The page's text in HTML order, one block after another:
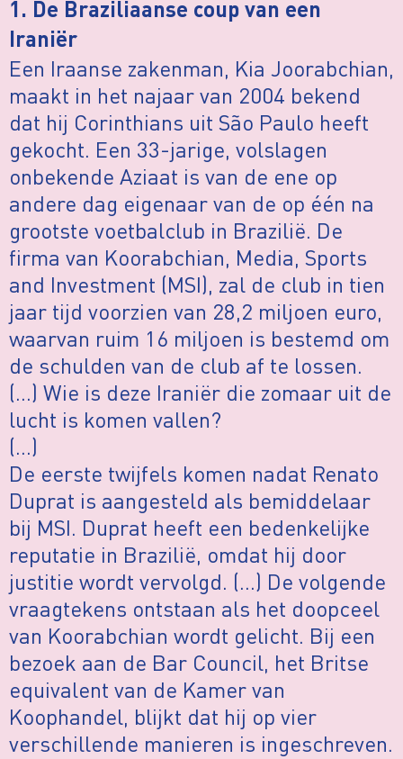
1. De Braziliaanse coup van een
Iraniër
Een Iraanse zakenman, Kia Joorabchian,
maakt in het najaar van 2004 bekend
dat hij Corinthians uit São Paulo heeft
gekocht. Een 33-jarige, volslagen
onbekende Aziaat is van de ene op
andere dag eigenaar van de op één na
grootste voetbalclub in Brazilië. De
firma van Koorabchian, Media, Sports
and Investment (MSI), zal de club in tien
jaar tijd voorzien van 28,2 miljoen euro,
waarvan ruim 16 miljoen is bestemd om
de schulden van de club af te lossen.
(…) Wie is deze Iraniër die zomaar uit de
lucht is komen vallen?
(…)
De eerste twijfels komen nadat Renato
Duprat is aangesteld als bemiddelaar
bij MSI. Duprat heeft een bedenkelijke
reputatie in Brazilië, omdat hij door
justitie wordt vervolgd. (…) De volgende
vraagtekens ontstaan als het doopceel
van Koorabchian wordt gelicht. Bij een
bezoek aan de Bar Council, het Britse
equivalent van de Kamer van
Koophandel, blijkt dat hij op vier
verschillende manieren is ingeschreven.